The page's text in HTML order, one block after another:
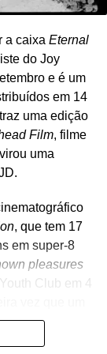
Um post compartilhado por LANA DEL REY (@honeymoon)
de que
, continua
a caixa Eternal
do Joy
e é um
em 14
uma edição
Film, filme
uma
, que tem 17
em super-8
pleasures
Club em 4
entrevista